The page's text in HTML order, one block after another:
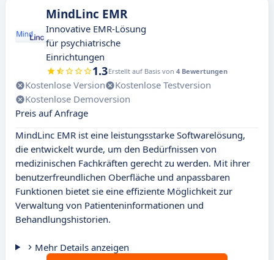
MindLinc EMR
Innovative EMR-Lösung
für psychiatrische
Einrichtungen
1.3Erstellt auf Basis von 4 Bewertungen
Kostenlose Version
Kostenlose Testversion
Kostenlose Demoversion
Preis auf Anfrage
MindLinc EMR ist eine leistungsstarke Softwarelösung,
die entwickelt wurde, um den Bedürfnissen von
medizinischen Fachkräften gerecht zu werden. Mit ihrer
benutzerfreundlichen Oberfläche und anpassbaren
Funktionen bietet sie eine effiziente Möglichkeit zur
Verwaltung von Patienteninformationen und
Behandlungshistorien.
Mehr Details anzeigen